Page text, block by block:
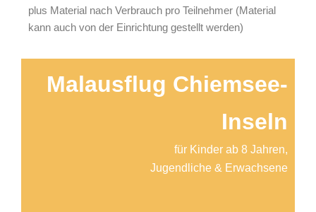
plus Material nach Verbrauch pro Teilnehmer (Material
kann auch von der Einrichtung gestellt werden)
Malausflug Chiemsee-
Inseln
für Kinder ab 8 Jahren,
Jugendliche & Erwachsene